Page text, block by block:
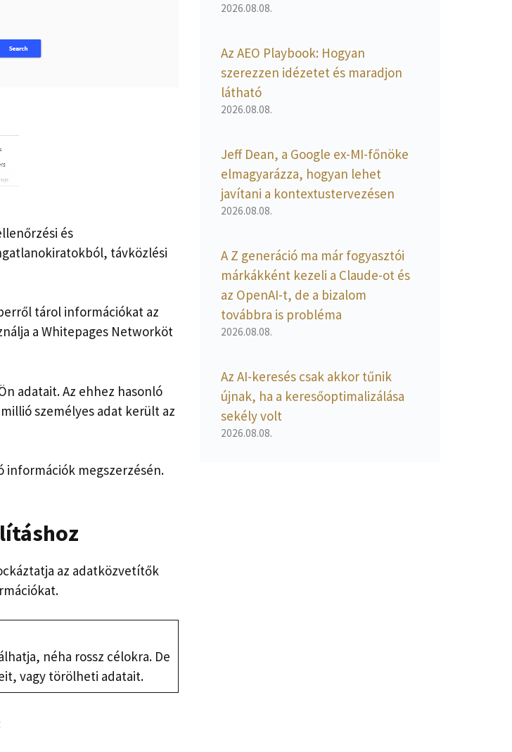
és
távközlési
tárol információkat az
a Whitepages Networköt
adatait. Az ehhez hasonló
személyes adat került az
információk megszerzésén.
az adatközvetítők
néha rossz célokra. De
vagy törölheti adatait.
2026.08.08.
Az AEO Playbook: Hogyan
szerezzen idézetet és maradjon
látható
2026.08.08.
Jeff Dean, a Google ex-MI-főnöke
elmagyarázza, hogyan lehet
javítani a kontextustervezésen
2026.08.08.
A Z generáció ma már fogyasztói
márkákként kezeli a Claude-ot és
az OpenAI-t, de a bizalom
továbbra is probléma
2026.08.08.
Az AI-keresés csak akkor tűnik
újnak, ha a keresőoptimalizálása
sekély volt
2026.08.08.